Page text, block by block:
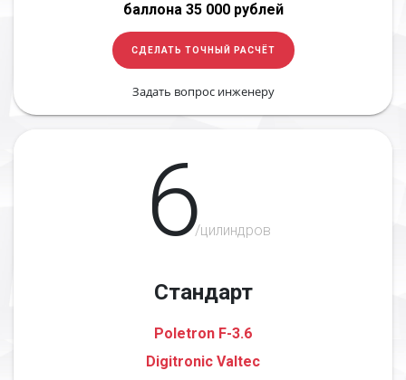
баллона 35 000 рублей
СДЕЛАТЬ ТОЧНЫЙ РАСЧЁТ
Задать вопрос инженеру
6/цилиндров
Стандарт
Poletron F-3.6
Digitronic Valtec